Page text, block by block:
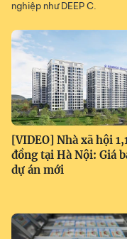
nghiệp như DEEP C.
[VIDEO] Nhà xã hội
đồng tại Hà Nội: Giá
dự án mới